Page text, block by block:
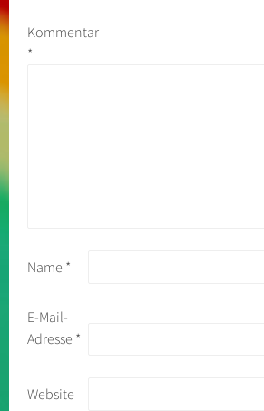
Kommentar
*
Name *
E-Mail-
Adresse *
Website